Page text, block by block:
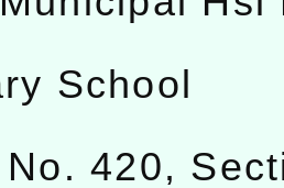
School
No. 420,